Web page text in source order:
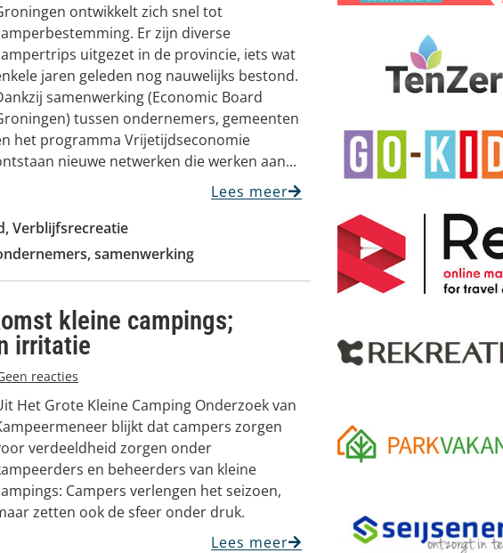
ontwikkelt zich snel tot
Er zijn diverse
uitgezet in de provincie, iets wat
jaren geleden nog nauwelijks bestond.
samenwerking (Economic Board
tussen ondernemers, gemeenten
het programma Vrijetijdseconomie
nieuwe netwerken die werken aan...
Lees meer
,Verblijfsrecreatie
,samenwerking
kleine campings;
irritatie
reacties
Het Grote Kleine Camping Onderzoek van
blijkt dat campers zorgen
verdeeldheid zorgen onder
en beheerders van kleine
Campers verlengen het seizoen,
zetten ook de sfeer onder druk.
Lees meer